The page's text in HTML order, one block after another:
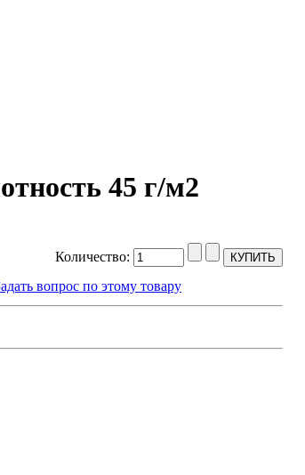
45 г/м2
Количество:
вопрос по этому товару